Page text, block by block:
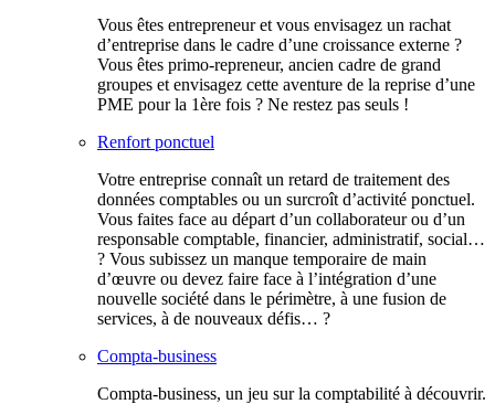
Vous êtes entrepreneur et vous envisagez un rachat
d’entreprise dans le cadre d’une croissance externe ?
Vous êtes primo-repreneur, ancien cadre de grand
groupes et envisagez cette aventure de la reprise d’une
PME pour la 1ère fois ? Ne restez pas seuls !
Renfort ponctuel
Votre entreprise connaît un retard de traitement des
données comptables ou un surcroît d’activité ponctuel.
Vous faites face au départ d’un collaborateur ou d’un
responsable comptable, financier, administratif, social…
? Vous subissez un manque temporaire de main
d’œuvre ou devez faire face à l’intégration d’une
nouvelle société dans le périmètre, à une fusion de
services, à de nouveaux défis… ?
Compta-business
Compta-business, un jeu sur la comptabilité à découvrir.